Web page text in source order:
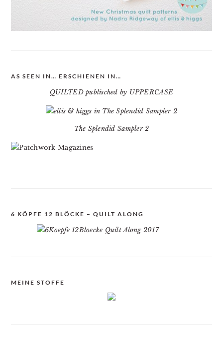
AS SEEN IN… ERSCHIENEN IN…
QUILTED publisched by UPPERCASE
The Splendid Sampler 2
6 KÖPFE 12 BLÖCKE – QUILT ALONG
MEINE STOFFE